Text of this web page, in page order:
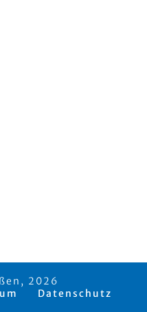
2026
Datenschutz